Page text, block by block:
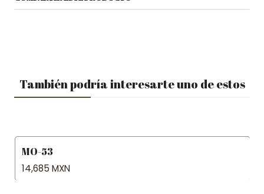
También podría interesarte uno de estos
MO-53
14,685 MXN